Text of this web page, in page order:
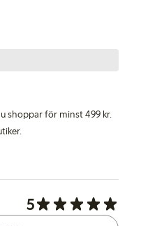
shoppar för minst 499 kr.
5